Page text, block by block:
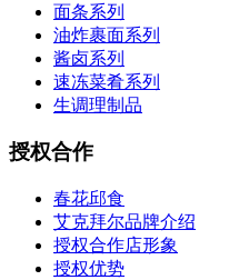
面条系列
油炸裹面系列
酱卤系列
速冻菜肴系列
生调理制品
授权合作
春花邱食
艾克拜尔品牌介绍
授权合作店形象
授权优势